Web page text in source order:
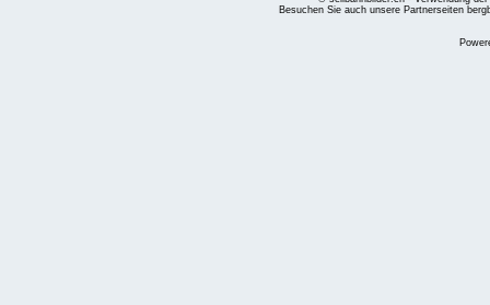
Besuchen Sie auch unsere Partnerseiten